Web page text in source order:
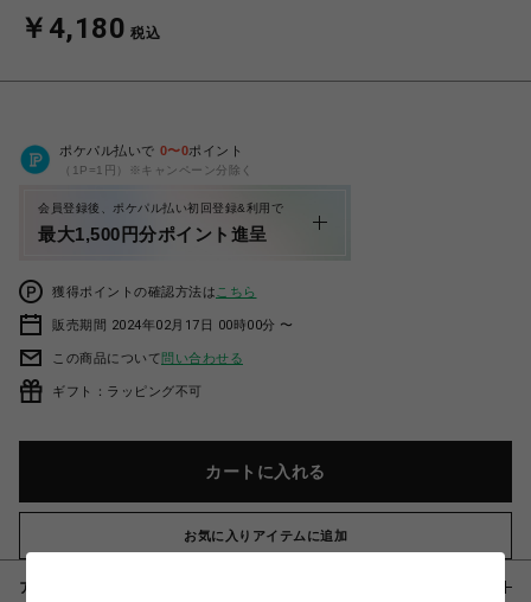
￥4,180 税込
ポケパル払いで 0〜0ポイント
（1P=1円）※キャンペーン分除く
会員登録後、ポケパル払い初回登録&利用で
最大1,500円分ポイント進呈
獲得ポイントの確認方法は こちら
販売期間 2024年02月17日 00時00分 〜
この商品について問い合わせる
ギフト：ラッピング不可
カートに入れる
お気に入りアイテムに追加
アイテム説明 / 素材